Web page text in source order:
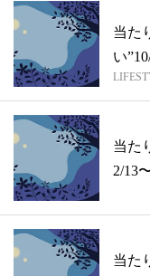
当た
い
当た
2/13
当た